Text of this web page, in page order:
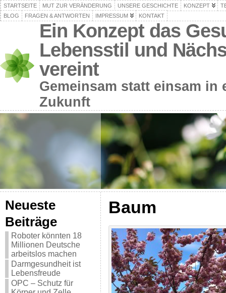
STARTSEITE MUT ZUR VERÄNDERUNG UNSERE GESCHICHTE KONZEPT
BLOG
FRAGEN & ANTWORTEN IMPRESSUM KONTAKT
Ein Konzept das
Lebensstil und
vereint
Gemeinsam statt einsam in
Zukunft
Neueste
Beiträge
Roboter könnten 18
Millionen Deutsche
arbeitslos machen
Darmgesundheit ist
Lebensfreude
OPC – Schutz für
Baum